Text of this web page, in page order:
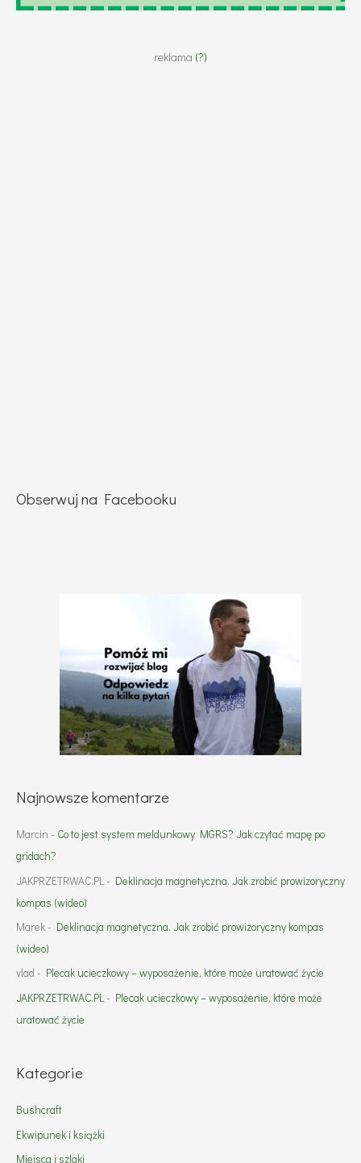
reklama (?)
Obserwuj na Facebooku
Najnowsze komentarze
Marcin - Co to jest system meldunkowy MGRS? Jak czytać mapę po
gridach?
JAKPRZETRWAC.PL - Deklinacja magnetyczna. Jak zrobić prowizoryczny
kompas (wideo)
Marek - Deklinacja magnetyczna. Jak zrobić prowizoryczny kompas
(wideo)
vlad - Plecak ucieczkowy – wyposażenie, które może uratować życie
JAKPRZETRWAC.PL- Plecak ucieczkowy – wyposażenie, które może
uratować życie
Kategorie
Bushcraft
Ekwipunek i książki
Miejsca i szlaki